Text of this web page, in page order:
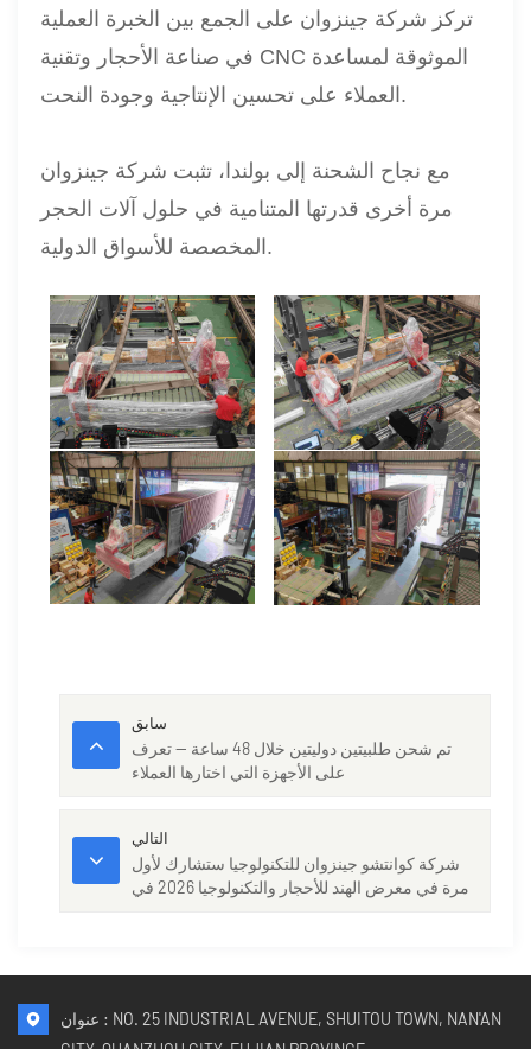
تركز شركة جينزوان على الجمع بين الخبرة العملية
في صناعة الأحجار وتقنية CNC الموثوقة لمساعدة
العملاء على تحسين الإنتاجية وجودة النحت.
مع نجاح الشحنة إلى بولندا، تثبت شركة جينزوان
مرة أخرى قدرتها المتنامية في حلول آلات الحجر
المخصصة للأسواق الدولية.
سابق
تم شحن طلبيتين دوليتين خلال 48 ساعة — تعرف
على الأجهزة التي اختارها العملاء
التالي
شركة كوانتشو جينزوان للتكنولوجيا ستشارك لأول
مرة في معرض الهند للأحجار والتكنولوجيا 2026 في
عنوان : NO. 25 INDUSTRIAL AVENUE, SHUITOU TOWN, NAN'AN